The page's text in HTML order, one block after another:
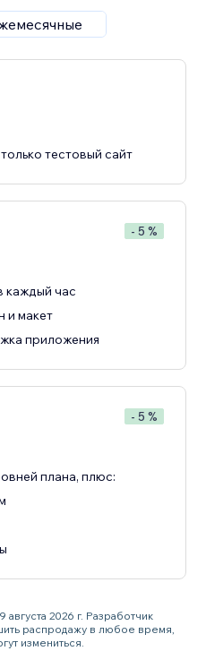
тестовый сайт
- 5 %
каждый час
и макет
приложения
- 5 %
плана, плюс:
2026 г. Разработчик
распродажу в любое время,
измениться.